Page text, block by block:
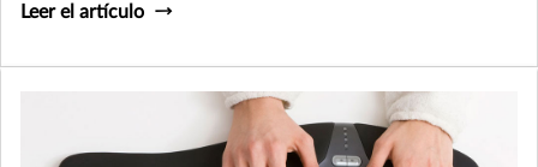
Leer el artículo